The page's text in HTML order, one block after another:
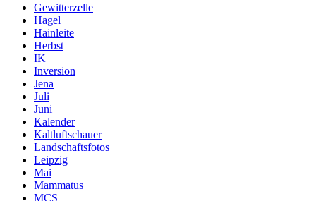
Gewitterzelle
Hagel
Hainleite
Herbst
IK
Inversion
Jena
Juli
Juni
Kalender
Kaltluftschauer
Landschaftsfotos
Leipzig
Mai
Mammatus
MCS